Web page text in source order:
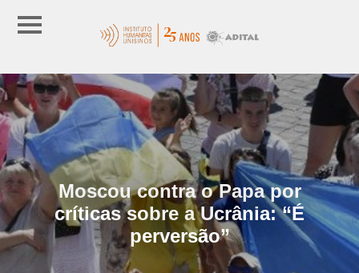
Moscou contra o Papa por
críticas sobre a Ucrânia: “É
perversão”